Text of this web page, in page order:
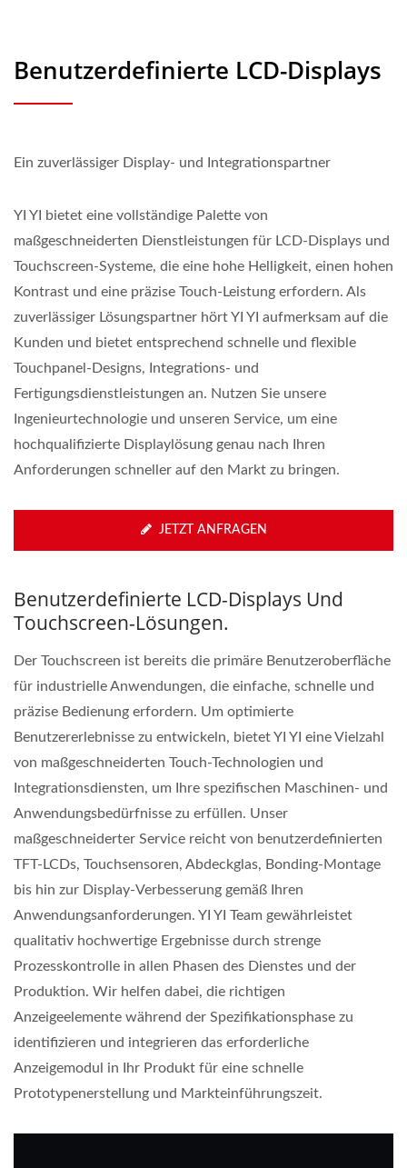
Benutzerdefinierte LCD-Displays
Ein zuverlässiger Display- und Integrationspartner
YI YI bietet eine vollständige Palette von
maßgeschneiderten Dienstleistungen für LCD-Displays und
Touchscreen-Systeme, die eine hohe Helligkeit, einen hohen
Kontrast und eine präzise Touch-Leistung erfordern. Als
zuverlässiger Lösungspartner hört YI YI aufmerksam auf die
Kunden und bietet entsprechend schnelle und flexible
Touchpanel-Designs, Integrations- und
Fertigungsdienstleistungen an. Nutzen Sie unsere
Ingenieurtechnologie und unseren Service, um eine
hochqualifizierte Displaylösung genau nach Ihren
Anforderungen schneller auf den Markt zu bringen.
JETZT ANFRAGEN
Benutzerdefinierte LCD-Displays Und
Touchscreen-Lösungen.
Der Touchscreen ist bereits die primäre Benutzeroberfläche
für industrielle Anwendungen, die einfache, schnelle und
präzise Bedienung erfordern. Um optimierte
Benutzererlebnisse zu entwickeln, bietet YI YI eine Vielzahl
von maßgeschneiderten Touch-Technologien und
Integrationsdiensten, um Ihre spezifischen Maschinen- und
Anwendungsbedürfnisse zu erfüllen. Unser
maßgeschneiderter Service reicht von benutzerdefinierten
TFT-LCDs, Touchsensoren, Abdeckglas, Bonding-Montage
bis hin zur Display-Verbesserung gemäß Ihren
Anwendungsanforderungen. YI YI Team gewährleistet
qualitativ hochwertige Ergebnisse durch strenge
Prozesskontrolle in allen Phasen des Dienstes und der
Produktion. Wir helfen dabei, die richtigen
Anzeigeelemente während der Spezifikationsphase zu
identifizieren und integrieren das erforderliche
Anzeigemodul in Ihr Produkt für eine schnelle
Prototypenerstellung und Markteinführungszeit.